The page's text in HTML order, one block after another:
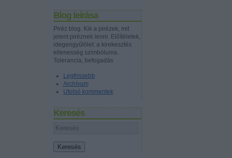
Blog leírása
Piréz blog. Kik a pirézek, mit
jelent piréznek lenni. Előítéletek,
idegengyűlölet: a kirekesztés
ellenesség szimbóluma.
Tolerancia, befogadás
Legfrissebb
Archívum
Utolsó kommentek
Keresés